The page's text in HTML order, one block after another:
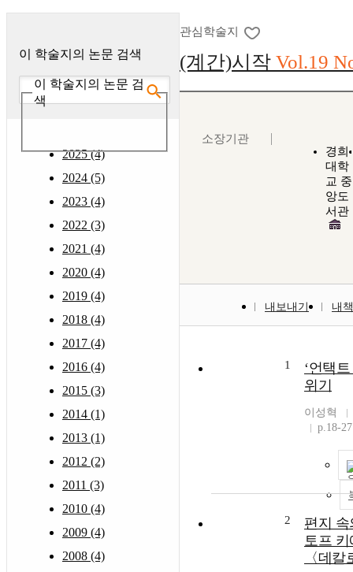
이 학술지의 논문 검색
이 학술지의 논문 검
색
2025 (4)
2024 (5)
2023 (4)
2022 (3)
2021 (4)
2020 (4)
2019 (4)
2018 (4)
2017 (4)
2016 (4)
2015 (3)
2014 (1)
2013 (1)
2012 (2)
2011 (3)
2010 (4)
2009 (4)
2008 (4)
관심학술지
(계간)시작 Vol.19
소장기관
경희
대학
교 중
앙도
서관
내보내기 내
1
‘언택
위기
이성혁
p.18-27
2
편지 속
토프
〈데